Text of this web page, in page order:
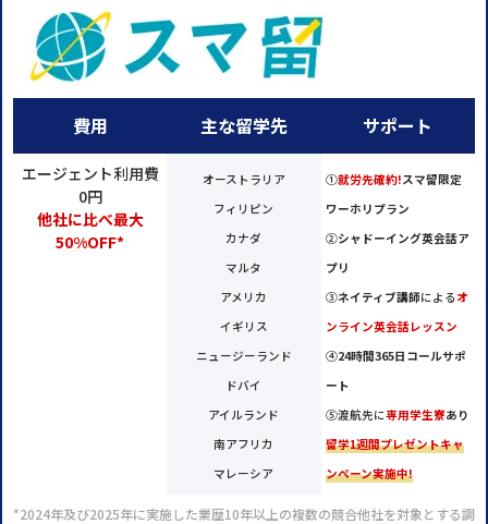
費用
エージェント利用費
0円
他社に比べ最大
50%OFF*
主な留学先
オーストラリア
フィリピン
カナダ
マルタ
アメリカ
イギリス
ニュージーランド
ドバイ
アイルランド
南アフリカ
マレーシア
サポート
①就労先確約!スマ留限定
ワーホリプラン
②シャドーイング英会話ア
プリ
③ネイティブ講師による オ
ンライン英会話レッスン
④24時間365日コールサポ
ート
⑤渡航先に専用学生寮あり
留学1週間プレゼントキャ
ンペーン実施中!
*2024年及び2025年に実施した業歴10年以上の複数の競合他社を対象とする調